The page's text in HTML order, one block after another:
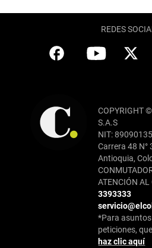
REDES
COPYRIGHT
S.A.S
NIT:
Carrera 48 N°
Antioquia,
ATENCIÓN AL
3393333
*Para
peticiones,
haz clic aquí